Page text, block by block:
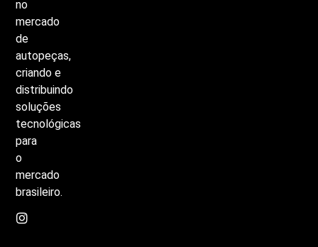
no
mercado
de
autopeças,
criando e
distribuindo
soluções
tecnológicas
para
o
mercado
brasileiro.